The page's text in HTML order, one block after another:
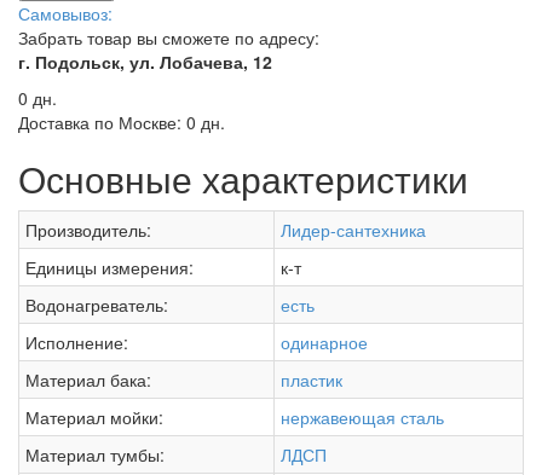
Самовывоз:
Забрать товар вы сможете по адресу:
г. Подольск, ул. Лобачева, 12
0 дн.
Доставка по Москве: 0 дн.
Основные характеристики
Производитель:
Лидер-сантехника
Единицы измерения:
к-т
Водонагреватель:
есть
Исполнение:
одинарное
Материал бака:
пластик
Материал мойки:
нержавеющая сталь
Материал тумбы:
ЛДСП